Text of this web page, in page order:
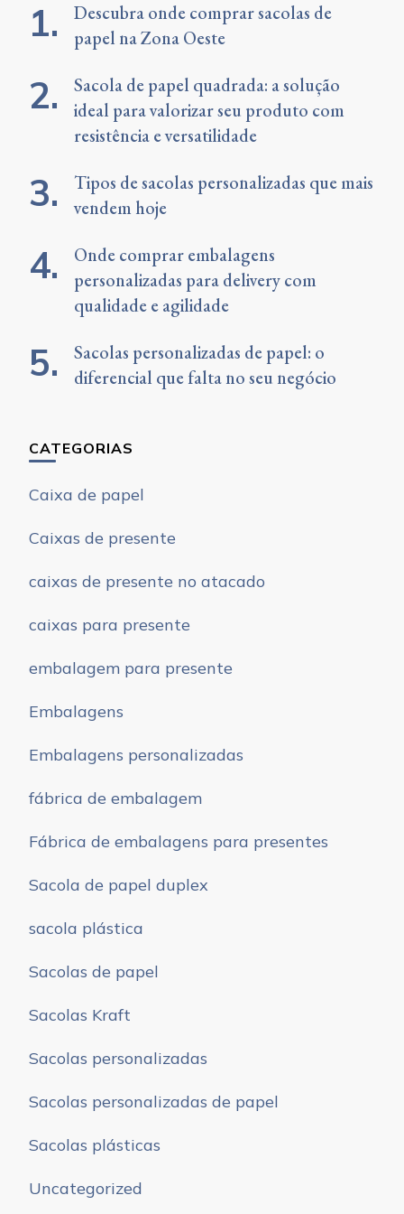
Descubra onde comprar sacolas de
papel na Zona Oeste
Sacola de papel quadrada: a solução
ideal para valorizar seu produto com
resistência e versatilidade
Tipos de sacolas personalizadas que mais
vendem hoje
Onde comprar embalagens
personalizadas para delivery com
qualidade e agilidade
Sacolas personalizadas de papel: o
diferencial que falta no seu negócio
CATEGORIAS
Caixa de papel
Caixas de presente
caixas de presente no atacado
caixas para presente
embalagem para presente
Embalagens
Embalagens personalizadas
fábrica de embalagem
Fábrica de embalagens para presentes
Sacola de papel duplex
sacola plástica
Sacolas de papel
Sacolas Kraft
Sacolas personalizadas
Sacolas personalizadas de papel
Sacolas plásticas
Uncategorized